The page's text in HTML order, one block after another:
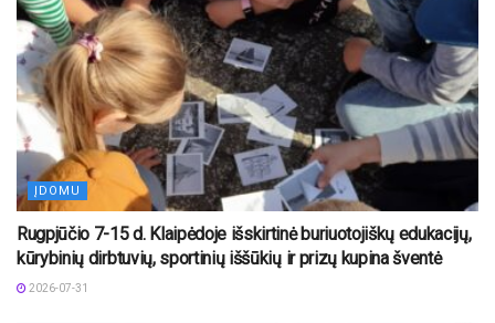
ĮDOMU
Rugpjūčio 7-15 d. Klaipėdoje išskirtinė buriuotojiškų edukacijų,
kūrybinių dirbtuvių, sportinių iššūkių ir prizų kupina šventė
2026-07-31